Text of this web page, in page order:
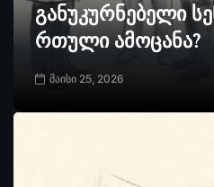
განუკურნებელი
რთული ამოცანა?
მაისი 25, 2026